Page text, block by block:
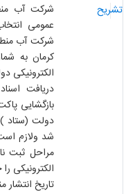
شرکت آب
عمومی
شرکت آب
الکترونیکی
دریافت
بازگشایی
شد ولازم
مراحل ثبت
الکترونیکی
تاریخ انتشار